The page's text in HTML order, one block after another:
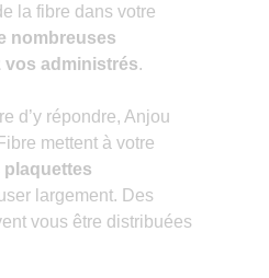
la fibre dans votre
nombreuses
administrés.
d’y répondre, Anjou
mettent à votre
plaquettes
largement. Des
vous être distribuées